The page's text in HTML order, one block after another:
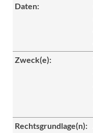
Daten:
Zweck(e):
Rechtsgrundlage(n):